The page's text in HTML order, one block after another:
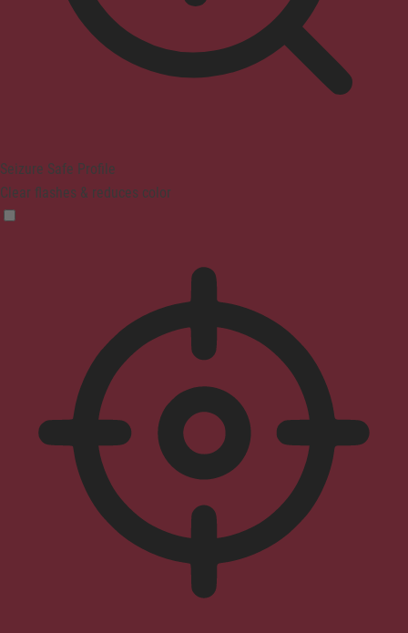
Seizure Safe Profile
Clear flashes & reduces color